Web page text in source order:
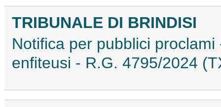
TRIBUNALE DI BRINDISI
Notifica per pubblici
enfiteusi - R.G. 4795/2024